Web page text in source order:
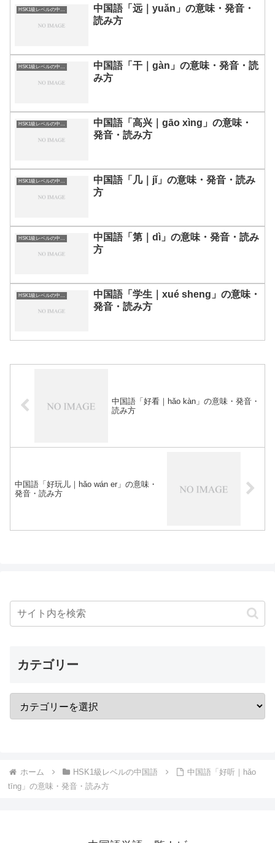
HSK1級レベルの中国語
中国語「远｜yuǎn」の意味・発音・
読み方
HSK1級レベルの中国語
中国語「干｜gàn」の意味・発音・読
み方
HSK1級レベルの中国語
中国語「高兴｜gāo xìng」の意味・
発音・読み方
HSK1級レベルの中国語
中国語「几｜jǐ」の意味・発音・読み
方
中国語「第｜dì」の意味・発音・読み
方
中国語「学生｜xué sheng」の意味・
発音・読み方
中国語「好看｜hǎo kàn」の意味・発音・
読み方
中国語「好玩儿｜hǎo wán er」の意味・
発音・読み方
カテゴリー
ホーム HSK1級レベルの中国語
中国語「好听｜hǎo
tīng」の意味・発音・読み方